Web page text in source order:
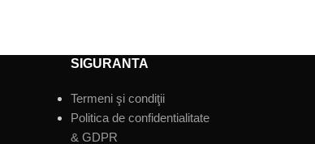
SIGURANTA
Termeni şi condiţii
Politica de confidentialitate
& GDPR